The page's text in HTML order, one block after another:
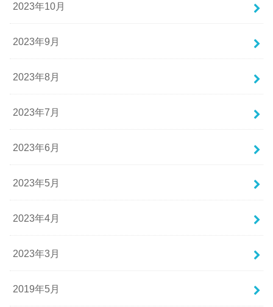
2023年10月
2023年9月
2023年8月
2023年7月
2023年6月
2023年5月
2023年4月
2023年3月
2019年5月